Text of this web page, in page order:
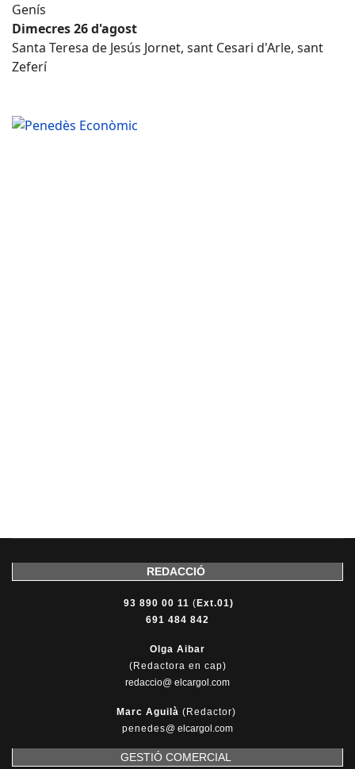
Genís
Dimecres 26 d'agost
Santa Teresa de Jesús Jornet, sant Cesari d'Arle, sant
Zeferí
REDACCIÓ
93 890 00 11 ( Ext.01)
691 484 842
Olga Aibar
(Redactora en cap)
redaccio@ elcargol.com
Marc Aguilà (Redactor)
penedes@ elcargol.com
GESTIÓ COMERCIAL